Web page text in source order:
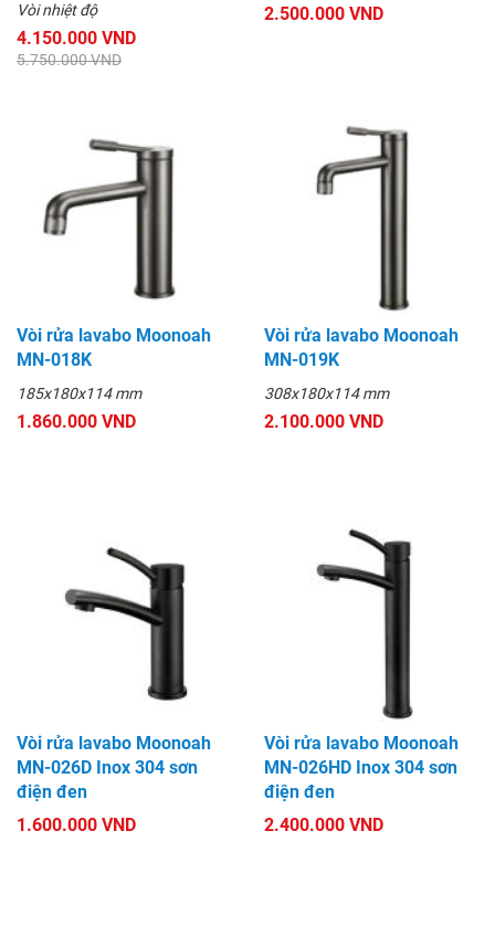
Vòi nhiệt độ
4.150.000 VND
5.750.000 VND
2.500.000 VND
Vòi rửa lavabo Moonoah
MN-018K
185x180x114 mm
1.860.000 VND
Vòi rửa lavabo Moonoah
MN-019K
308x180x114 mm
2.100.000 VND
Vòi rửa lavabo Moonoah
MN-026D Inox 304 sơn
điện đen
1.600.000 VND
Vòi rửa lavabo Moonoah
MN-026HD Inox 304 sơn
điện đen
2.400.000 VND